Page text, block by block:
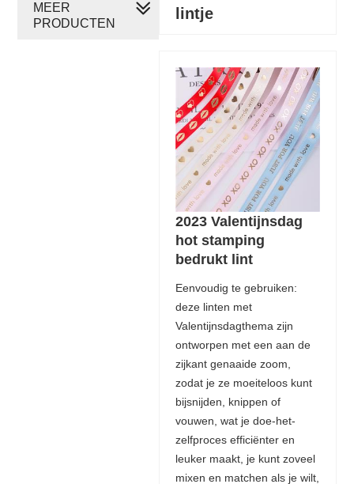
lintje
2023 Valentijnsdag
hot stamping
bedrukt lint
Eenvoudig te gebruiken:
deze linten met
Valentijnsdagthema zijn
ontworpen met een aan de
zijkant genaaide zoom,
zodat je ze moeiteloos kunt
bijsnijden, knippen of
vouwen, wat je doe-het-
zelfproces efficiënter en
leuker maakt, je kunt zoveel
mixen en matchen als je wilt,
MEER
PRODUCTEN